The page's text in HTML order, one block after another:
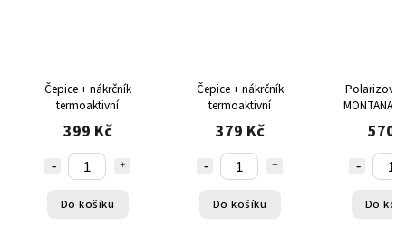
Čepice + nákrčník
termoaktivní
399 Kč
Do košíku
Čepice + nákrčník
termoaktivní
379 Kč
Do košíku
MONTANA
čočkami
jízdu a
570
Do